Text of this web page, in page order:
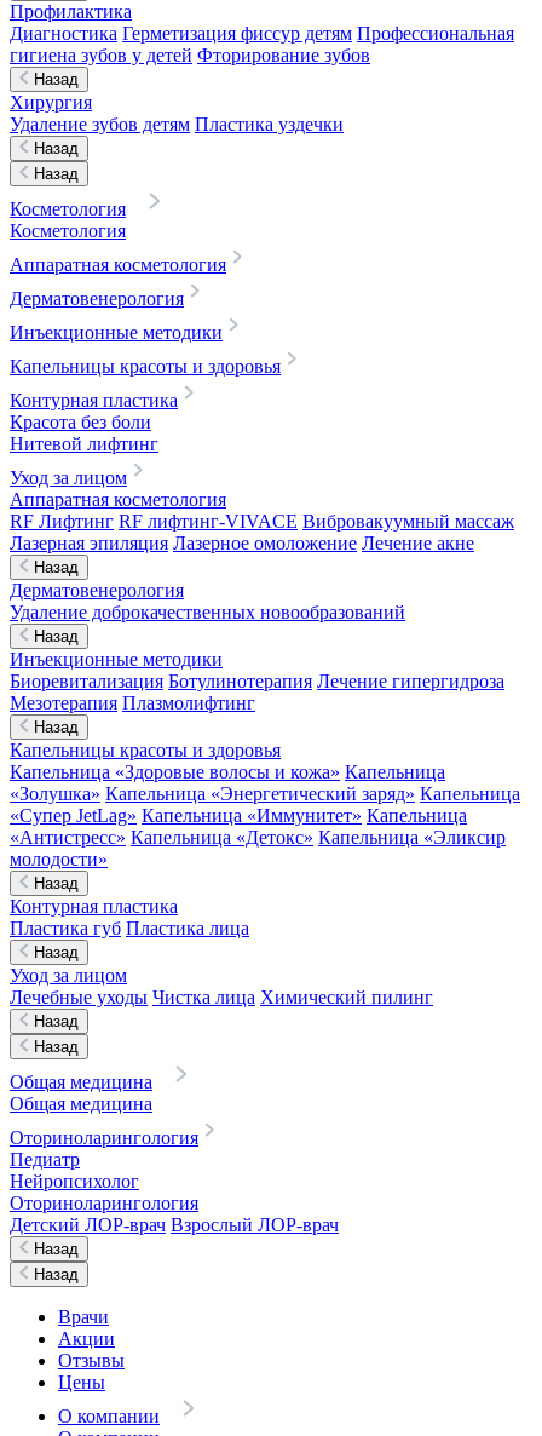
Профилактика
Диагностика Герметизация фиссур детям Профессиональная
гигиена зубов у детей Фторирование зубов
Назад
Хирургия
Удаление зубов детям Пластика уздечки
Назад
Назад
Косметология
Косметология
Аппаратная косметология
Дерматовенерология
Инъекционные методики
Капельницы красоты и здоровья
Контурная пластика
Красота без боли
Нитевой лифтинг
Уход за лицом
Аппаратная косметология
RF Лифтинг RF лифтинг-VIVACE Вибровакуумный массаж
Лазерная эпиляция Лазерное омоложение Лечение акне
Назад
Дерматовенерология
Удаление доброкачественных новообразований
Назад
Инъекционные методики
Биоревитализация Ботулинотерапия Лечение гипергидроза
Мезотерапия Плазмолифтинг
Назад
Капельницы красоты и здоровья
Капельница «Здоровые волосы и кожа» Капельница
«Золушка» Капельница «Энергетический заряд» Капельница
«Супер JetLag» Капельница «Иммунитет» Капельница
«Антистресс» Капельница «Детокс» Капельница «Эликсир
молодости»
Назад
Контурная пластика
Пластика губ Пластика лица
Назад
Уход за лицом
Лечебные уходы Чистка лица Химический пилинг
Назад
Назад
Общая медицина
Общая медицина
Оториноларингология
Педиатр
Нейропсихолог
Оториноларингология
Детский ЛОР-врач Взрослый ЛОР-врач
Назад
Назад
Врачи
Акции
Отзывы
Цены
О компании